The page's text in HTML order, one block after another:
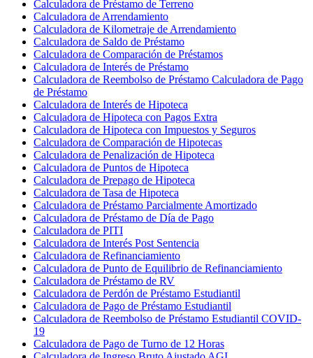
Calculadora de Préstamo de Terreno
Calculadora de Arrendamiento
Calculadora de Kilometraje de Arrendamiento
Calculadora de Saldo de Préstamo
Calculadora de Comparación de Préstamos
Calculadora de Interés de Préstamo
Calculadora de Reembolso de Préstamo Calculadora de Pago
de Préstamo
Calculadora de Interés de Hipoteca
Calculadora de Hipoteca con Pagos Extra
Calculadora de Hipoteca con Impuestos y Seguros
Calculadora de Comparación de Hipotecas
Calculadora de Penalización de Hipoteca
Calculadora de Puntos de Hipoteca
Calculadora de Prepago de Hipoteca
Calculadora de Tasa de Hipoteca
Calculadora de Préstamo Parcialmente Amortizado
Calculadora de Préstamo de Día de Pago
Calculadora de PITI
Calculadora de Interés Post Sentencia
Calculadora de Refinanciamiento
Calculadora de Punto de Equilibrio de Refinanciamiento
Calculadora de Préstamo de RV
Calculadora de Perdón de Préstamo Estudiantil
Calculadora de Pago de Préstamo Estudiantil
Calculadora de Reembolso de Préstamo Estudiantil COVID-
19
Calculadora de Pago de Turno de 12 Horas